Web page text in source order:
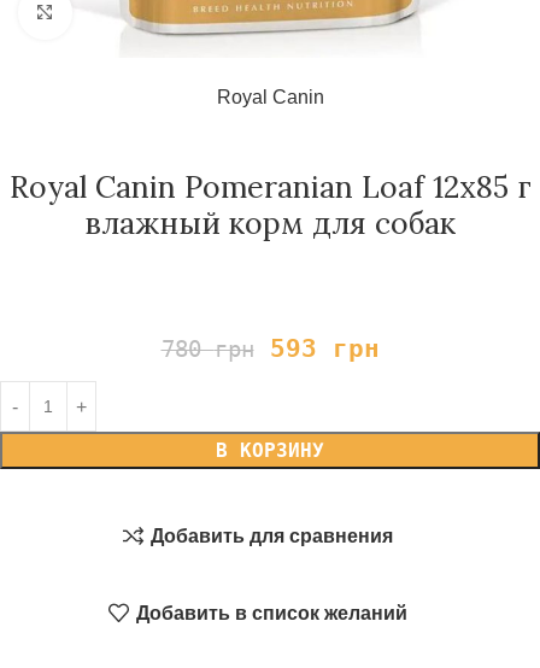
Нажмите, чтобы увеличить
Royal Canin
Royal Canin Pomeranian Loaf 12х85 г
влажный корм для собак
780грн 593 грн
В КОРЗИНУ
Добавить для сравнения
Добавить в список желаний